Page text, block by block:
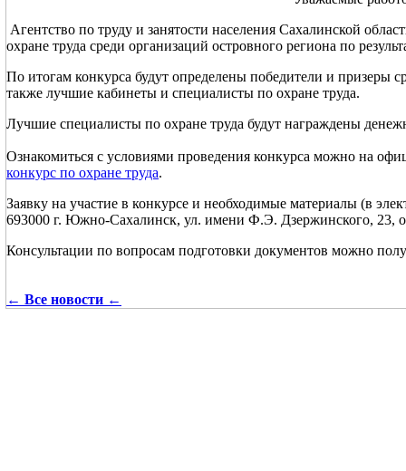
Агентство по труду и занятости населения Сахалинской
охране труда среди организаций островного региона по
По итогам конкурса будут определены победители и призеры
также лучшие кабинеты и специалисты по охране труда.
Лучшие специалисты по охране труда будут награждены
Ознакомиться с условиями проведения конкурса можно на
конкурс по охране труда.
Заявку на участие в конкурсе и необходимые материалы (в
693000 г. Южно-Сахалинск, ул. имени Ф.Э. Дзержинского, 23,
Консультации по вопросам подготовки документов можно
← Все новости ←